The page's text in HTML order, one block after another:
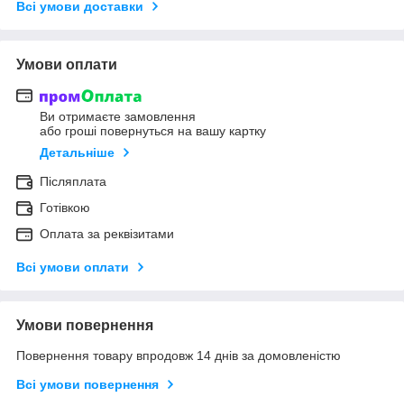
Всі умови доставки
Умови оплати
Ви отримаєте замовлення
або гроші повернуться на вашу картку
Детальніше
Післяплата
Готівкою
Оплата за реквізитами
Всі умови оплати
Умови повернення
Повернення товару впродовж 14 днів за домовленістю
Всі умови повернення